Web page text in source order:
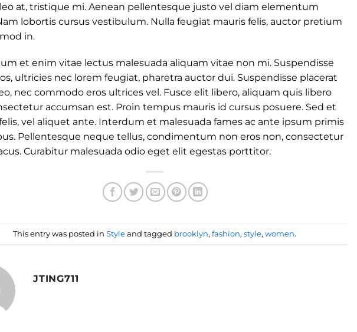
at, tristique mi. Aenean pellentesque justo vel diam elementum
lobortis cursus vestibulum. Nulla feugiat mauris felis, auctor pretium
in.
et enim vitae lectus malesuada aliquam vitae non mi. Suspendisse
ultricies nec lorem feugiat, pharetra auctor dui. Suspendisse placerat
nec commodo eros ultrices vel. Fusce elit libero, aliquam quis libero
accumsan est. Proin tempus mauris id cursus posuere. Sed et
vel aliquet ante. Interdum et malesuada fames ac ante ipsum primis
Pellentesque neque tellus, condimentum non eros non, consectetur
Curabitur malesuada odio eget elit egestas porttitor.
This entry was posted inStyle and tagged brooklyn,fashion,style,women.
JTING711